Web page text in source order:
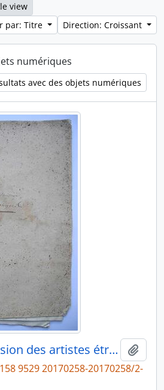
view
par: Titre
Direction: Croissant
numériques
avec des objets numériques
« Listes d’admission des artistes étrangers » [426/1] : 3 cahiers manuscrits reliés et billets d’adresses pour l’admission des artistes étrangers dans la galerie des plâtres
9529 20170258-20170258/2-